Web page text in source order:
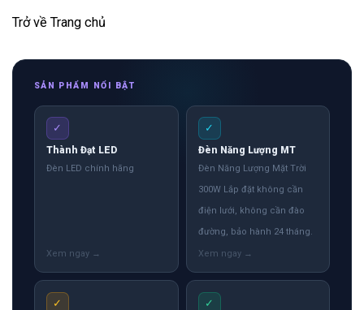
Trở về Trang chủ
SẢN PHẨM NỔI BẬT
✓
Thành Đạt LED
Đèn LED chính hãng
✓
Đèn Năng Lượng MT
Đèn Năng Lượng Mặt Trời
300W Lắp đặt không cần
điện lưới, không cần đào
đường, bảo hành 24 tháng.
✓ ✓